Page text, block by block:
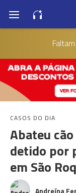
Faltam
CASOS DO DIA
Abateu
detido por
em São
Andreína